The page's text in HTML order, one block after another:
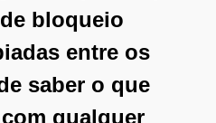
bloqueio
entre os
saber o que
qualquer